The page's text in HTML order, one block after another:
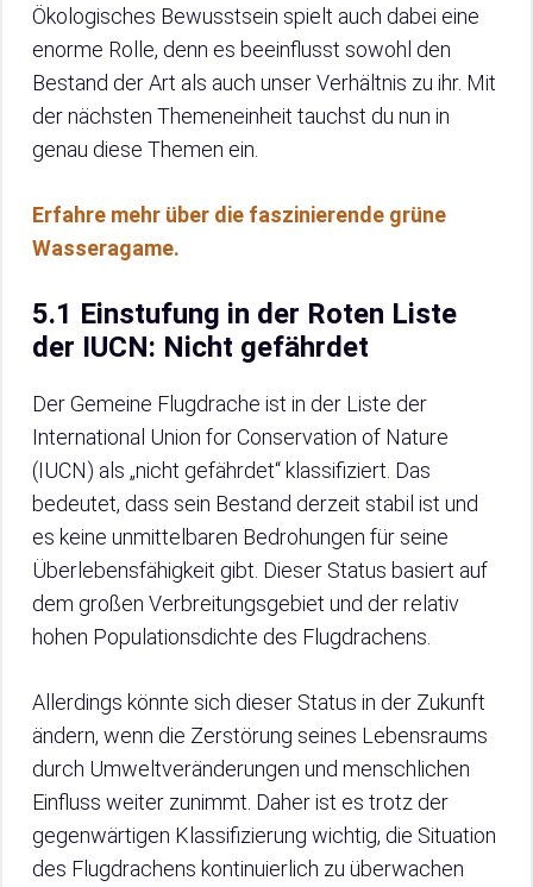
Ökologisches Bewusstsein spielt auch dabei eine
enorme Rolle, denn es beeinflusst sowohl den
Bestand der Art als auch unser Verhältnis zu ihr. Mit
der nächsten Themeneinheit tauchst du nun in
genau diese Themen ein.
Erfahre mehr über die faszinierende grüne
Wasseragame.
5.1 Einstufung in der Roten Liste
der IUCN: Nicht gefährdet
Der Gemeine Flugdrache ist in der Liste der
International Union for Conservation of Nature
(IUCN) als „nicht gefährdet“ klassifiziert. Das
bedeutet, dass sein Bestand derzeit stabil ist und
es keine unmittelbaren Bedrohungen für seine
Überlebensfähigkeit gibt. Dieser Status basiert auf
dem großen Verbreitungsgebiet und der relativ
hohen Populationsdichte des Flugdrachens.
Allerdings könnte sich dieser Status in der Zukunft
ändern, wenn die Zerstörung seines Lebensraums
durch Umweltveränderungen und menschlichen
Einfluss weiter zunimmt. Daher ist es trotz der
gegenwärtigen Klassifizierung wichtig, die Situation
des Flugdrachens kontinuierlich zu überwachen